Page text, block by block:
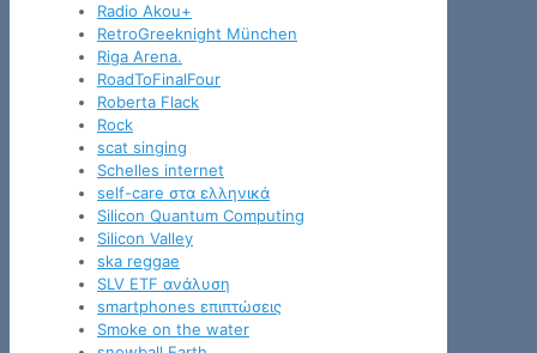
Radio Akou+
RetroGreeknight München
Riga Arena.
RoadToFinalFour
Roberta Flack
Rock
scat singing
Schelles internet
self-care στα ελληνικά
Silicon Quantum Computing
Silicon Valley
ska reggae
SLV ETF ανάλυση
smartphones επιπτώσεις
Smoke on the water